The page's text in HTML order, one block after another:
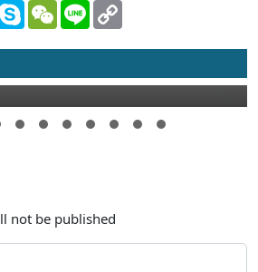
SkypeWeChatLine
Tambal Jalan
not be published